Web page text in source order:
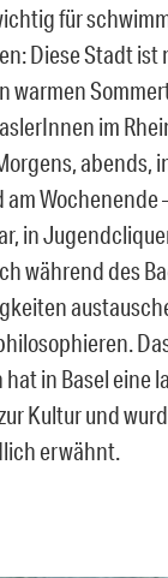
für
Diese Stadt ist
warmen
im
abends,
Wochenende
in
während des
in Basel eine
Kultur und
erwähnt.